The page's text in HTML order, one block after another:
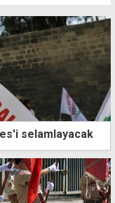
selamlayacak